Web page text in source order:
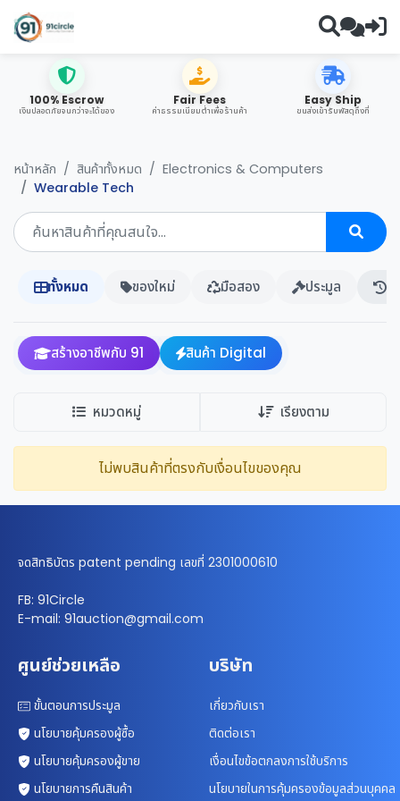
100% Escrow
เงินปลอดภัยจนกว่าจะได้ของ
Fair Fees
ค่าธรรมเนียมต่ำเพื่อร้านค้า
Easy Ship
ขนส่งเข้ารับพัสดุถึงที่
หน้าหลัก สินค้าทั้งหมด
Electronics & Computers
Wearable Tech
ทั้งหมด ของใหม่ มือสอง ประมูล
สร้างอาชีพกับ 91 สินค้า Digital
หมวดหมู่ เรียงตาม
ไม่พบสินค้าที่ตรงกับเงื่อนไขของคุณ
จดสิทธิบัตร patent pending เลขที่ 2301000610
FB: 91Circle
E-mail: 91auction@gmail.com
ศูนย์ช่วยเหลือ
ขั้นตอนการประมูล
นโยบายคุ้มครองผู้ซื้อ
นโยบายคุ้มครองผู้ขาย
นโยบายการคืนสินค้า
บริษัท
เกี่ยวกับเรา
ติดต่อเรา
เงื่อนไขข้อตกลงการใช้บริการ
นโยบายในการคุ้มครองข้อมูลส่วนบุคคล